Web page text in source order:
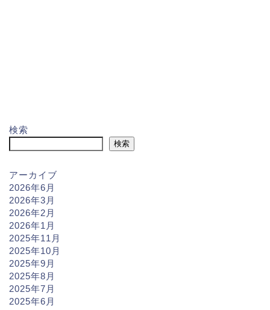
検索
検索
アーカイブ
2026年6月
2026年3月
2026年2月
2026年1月
2025年11月
2025年10月
2025年9月
2025年8月
2025年7月
2025年6月